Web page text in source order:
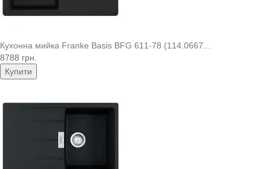
Кухонна мийка Franke Basis BFG 611-78 (114.0667...
8788 грн.
Купити